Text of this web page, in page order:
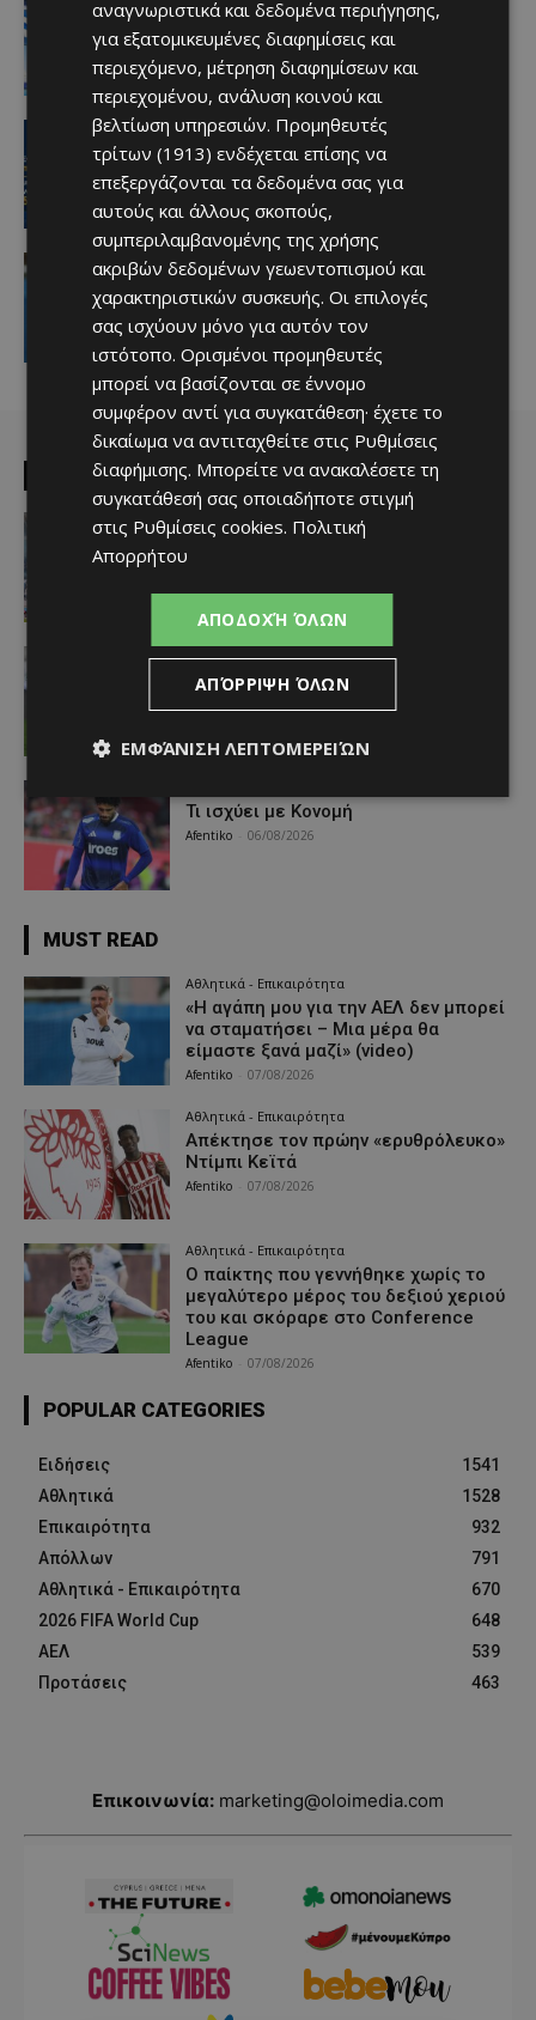
Στον αέρα η ακτοπλοϊκή Κύπρου –
Ελλάδας μετά το 2027 χωρίς νέα
κρατική επιδότηση
Afentiko 07/08/2026
ΑΕΛ
Ποδοσφαιριστές μπορούν να
εγγράφονται στα μητρώα διαιτητών
(κανονισμοί και προϋποθέσεις)
Afentiko - 07/08/2026
video
«Η αγάπη μου για την ΑΕΛ δεν μπορεί
να σταματήσει – Μια μέρα θα
είμαστε ξανά μαζί» (video)
Afentiko - 07/08/2026
EDITOR PICKS
Πολύ μεγάλο ενδιαφέρον για ένα
«μαγικό χαρτάκι»
Παραμένει ο Ενρίκες – Παίρνει και
Τι ισχύει με Κονομή
Afentiko 06/08/2026
MUST READ
Αθλητικά - Επικαιρότητα
«Η αγάπη μου για την ΑΕΛ δεν μπορεί
να σταματήσει – Μια μέρα θα
είμαστε ξανά μαζί» (video)
Afentiko 07/08/2026
Αθλητικά - Επικαιρότητα
Απέκτησε τον πρώην «ερυθρόλευκο»
Ντίμπι Κεϊτά
Afentiko 07/08/2026
Αθλητικά - Επικαιρότητα
Ο παίκτης που γεννήθηκε χωρίς το
μεγαλύτερο μέρος του δεξιού χεριού
του και σκόραρε στο Conference
League
Afentiko 07/08/2026
POPULAR CATEGORIES
Ειδήσεις
1541
Αθλητικά
1528
Επικαιρότητα
932
Απόλλων
791
Αθλητικά - Επικαιρότητα
670
2026 FIFA World Cup
648
ΑΕΛ
539
Προτάσεις
463
Επικοινωνία: marketing@oloimedia.com
αναγνωριστικά και δεδομένα περιήγησης,
για εξατομικευμένες διαφημίσεις και
περιεχόμενο, μέτρηση διαφημίσεων και
περιεχομένου, ανάλυση κοινού και
βελτίωση υπηρεσιών. Προμηθευτές
τρίτων (1913) ενδέχεται επίσης να
επεξεργάζονται τα δεδομένα σας για
αυτούς και άλλους σκοπούς,
συμπεριλαμβανομένης της χρήσης
ακριβών δεδομένων γεωεντοπισμού και
χαρακτηριστικών συσκευής. Οι επιλογές
σας ισχύουν μόνο για αυτόν τον
ιστότοπο. Ορισμένοι προμηθευτές
μπορεί να βασίζονται σε έννομο
συμφέρον αντί για συγκατάθεση· έχετε το
δικαίωμα να αντιταχθείτε στις Ρυθμίσεις
διαφήμισης. Μπορείτε να ανακαλέσετε τη
συγκατάθεσή σας οποιαδήποτε στιγμή
στις Ρυθμίσεις cookies. Πολιτική
Απορρήτου
ΑΠΟΔΟΧΉ ΌΛΩΝ
ΑΠΌΡΡΙΨΗ ΌΛΩΝ
ΕΜΦΆΝΙΣΗ ΛΕΠΤΟΜΕΡΕΙΏΝ